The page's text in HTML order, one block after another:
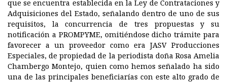
que se encuentra establecida en la Ley de Contrataciones y
Adquisiciones del Estado, señalando dentro de uno de sus
requisitos, la concurrencia de tres propuestas y su
notificación a PROMPYME, omitiéndose dicho trámite para
favorecer a un proveedor como era JASV Producciones
Especiales, de propiedad de la periodista doña Rosa Amelia
Chambergo Montejo, quien como hemos señalado ha sido
una de las principales beneficiarías con este alto grado de